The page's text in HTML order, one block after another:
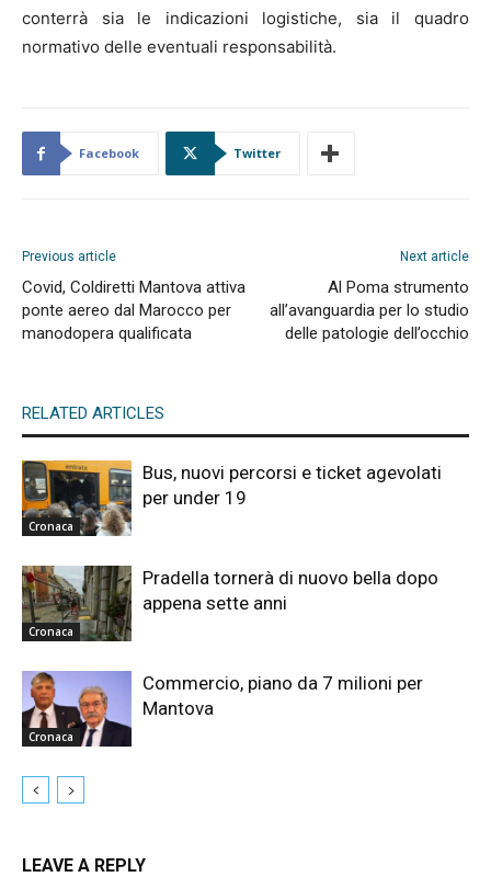
conterrà sia le indicazioni logistiche, sia il quadro
normativo delle eventuali responsabilità.
Facebook Twitter
Previous article
Covid, Coldiretti Mantova attiva
ponte aereo dal Marocco per
manodopera qualificata
Next article
Al Poma strumento
all’avanguardia per lo studio
delle patologie dell’occhio
RELATED ARTICLES
Cronaca
Bus, nuovi percorsi e ticket agevolati
per under 19
Cronaca
Pradella tornerà di nuovo bella dopo
appena sette anni
Cronaca
Commercio, piano da 7 milioni per
Mantova
LEAVE A REPLY